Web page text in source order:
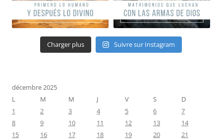
Charger plus Suivre sur Instagram
décembre 2025
L
M M J V S
D
1
2 3 4 5 6
7
8
9 10 11 12 13
14
15
16 17 18 19 20
21